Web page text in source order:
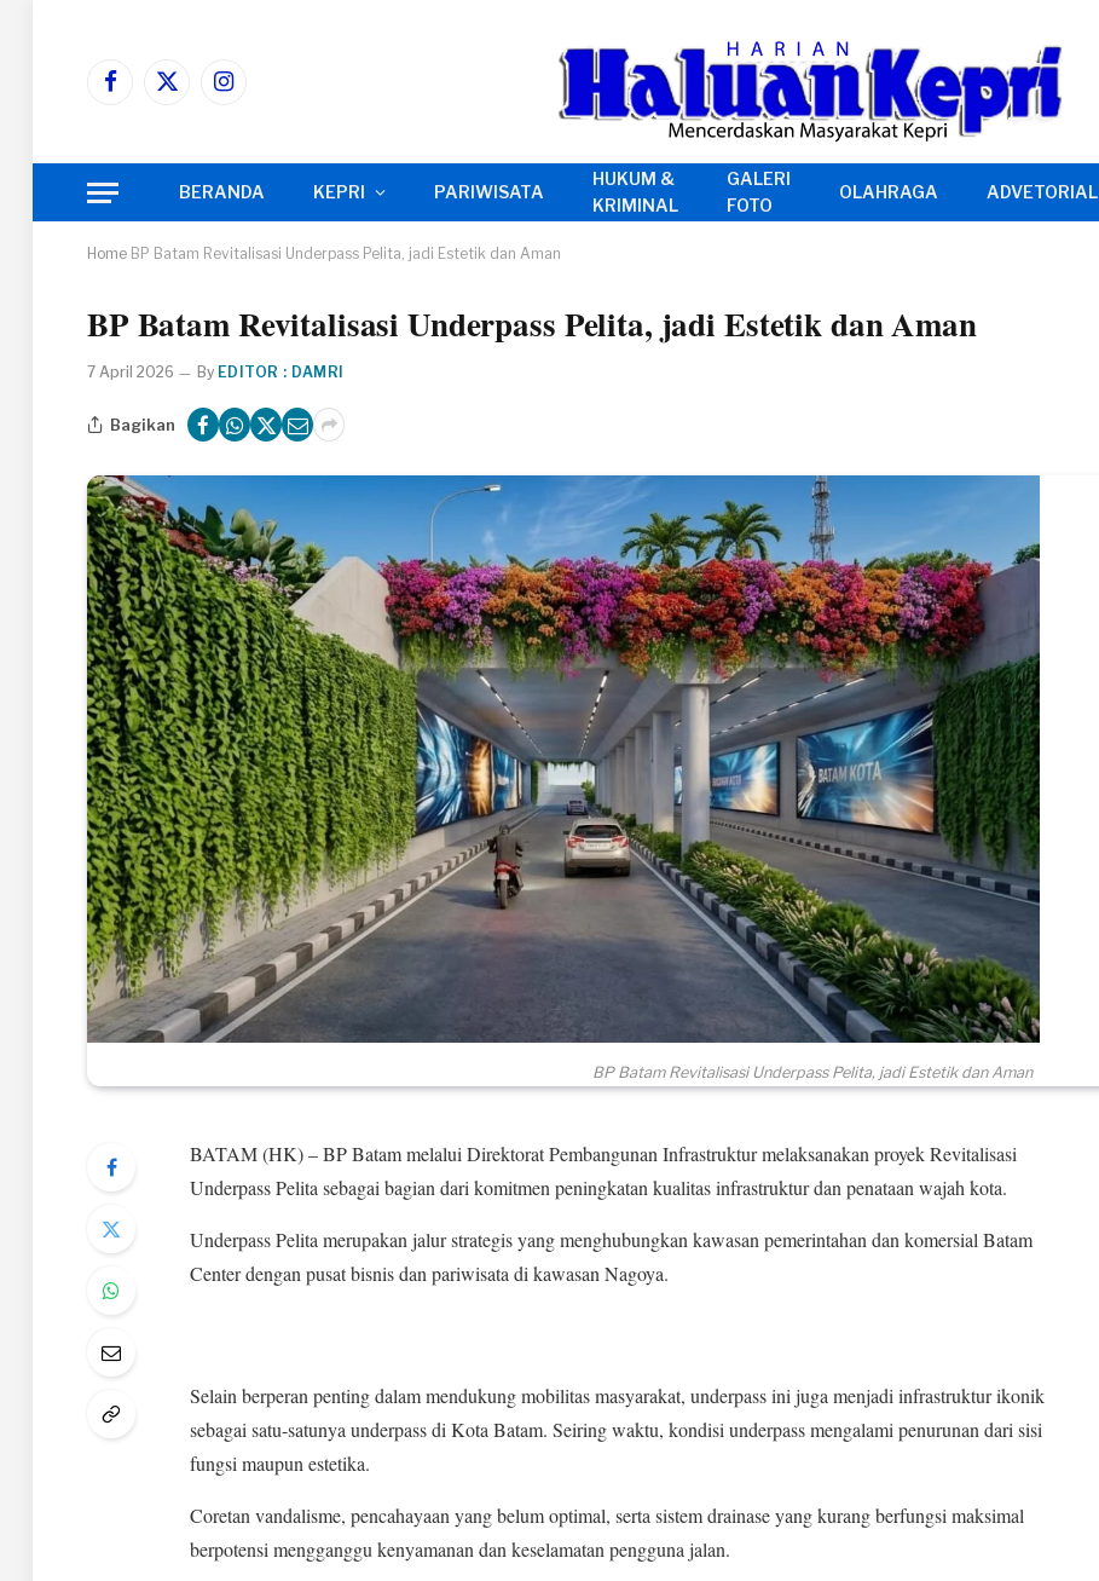
Facebook
X
Instagram
BERANDA KEPRI PARIWISATA
HUKUM &
KRIMINAL
GALERI
FOTO
OLAHRAGA ADVETORIAL
Home BP Batam Revitalisasi Underpass Pelita, jadi Estetik dan Aman
BP Batam Revitalisasi Underpass Pelita, jadi Estetik dan Aman
7 April 2026 By EDITOR : DAMRI
Bagikan
BP Batam Revitalisasi Underpass Pelita, jadi Estetik dan Aman
BATAM (HK) – BP Batam melalui Direktorat Pembangunan Infrastruktur melaksanakan proyek Revitalisasi
Underpass Pelita sebagai bagian dari komitmen peningkatan kualitas infrastruktur dan penataan wajah kota.
Underpass Pelita merupakan jalur strategis yang menghubungkan kawasan pemerintahan dan komersial Batam
Center dengan pusat bisnis dan pariwisata di kawasan Nagoya.
Selain berperan penting dalam mendukung mobilitas masyarakat, underpass ini juga menjadi infrastruktur ikonik
sebagai satu-satunya underpass di Kota Batam. Seiring waktu, kondisi underpass mengalami penurunan dari sisi
fungsi maupun estetika.
Coretan vandalisme, pencahayaan yang belum optimal, serta sistem drainase yang kurang berfungsi maksimal
berpotensi mengganggu kenyamanan dan keselamatan pengguna jalan.